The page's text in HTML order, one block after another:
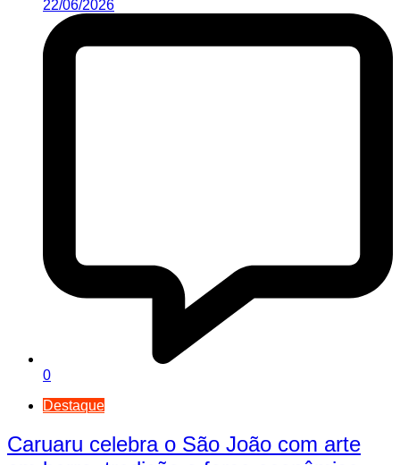
22/06/2026
0
Destaque
Caruaru celebra o São João com arte